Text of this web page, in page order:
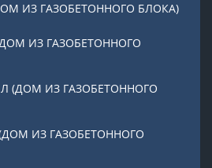
ИЗ ГАЗОБЕТОННОГО БЛОКА)
ИЗ ГАЗОБЕТОННОГО
(ДОМ ИЗ ГАЗОБЕТОННОГО
ИЗ ГАЗОБЕТОННОГО